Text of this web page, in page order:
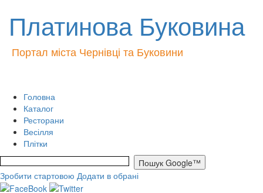
Платинова Буковина
Портал міста Чернівці та Буковини
Головна
Каталог
Ресторани
Весілля
Плітки
Зробити стартовою Додати в обрані